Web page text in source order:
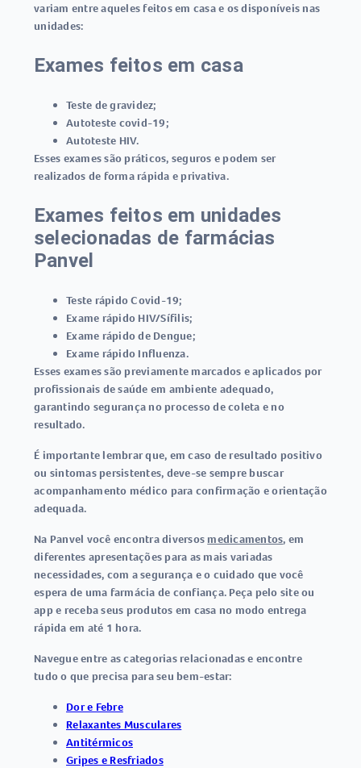
variam entre aqueles feitos em casa e os disponíveis nas
unidades:
Exames feitos em casa
Teste de gravidez;
Autoteste covid-19;
Autoteste HIV.
Esses exames são práticos, seguros e podem ser
realizados de forma rápida e privativa.
Exames feitos em unidades
selecionadas de farmácias
Panvel
Teste rápido Covid-19;
Exame rápido HIV/Sífilis;
Exame rápido de Dengue;
Exame rápido Influenza.
Esses exames são previamente marcados e aplicados por
profissionais de saúde em ambiente adequado,
garantindo segurança no processo de coleta e no
resultado.
É importante lembrar que, em caso de resultado positivo
ou sintomas persistentes, deve-se sempre buscar
acompanhamento médico para confirmação e orientação
adequada.
Na Panvel você encontra diversos medicamentos, em
diferentes apresentações para as mais variadas
necessidades, com a segurança e o cuidado que você
espera de uma farmácia de confiança. Peça pelo site ou
app e receba seus produtos em casa no modo entrega
rápida em até 1 hora.
Navegue entre as categorias relacionadas e encontre
tudo o que precisa para seu bem-estar:
Dor e Febre
Relaxantes Musculares
Antitérmicos
Gripes e Resfriados